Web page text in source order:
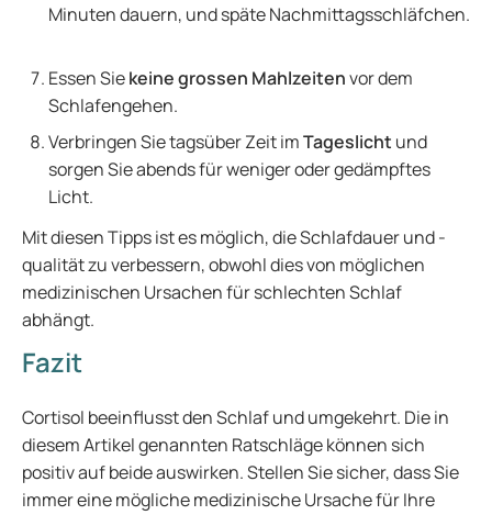
Minuten dauern, und späte Nachmittagsschläfchen.
Essen Siekeine grossen Mahlzeitenvor dem
Schlafengehen.
Verbringen Sie tagsüber Zeit imTageslicht und
sorgen Sie abends für weniger oder gedämpftes
Licht.
Mit diesen Tipps ist es möglich, die Schlafdauer und -
qualität zu verbessern, obwohl dies von möglichen
medizinischen Ursachen für schlechten Schlaf
abhängt.
Fazit
Cortisol beeinflusst den Schlaf und umgekehrt. Die in
diesem Artikel genannten Ratschläge können sich
positiv auf beide auswirken. Stellen Sie sicher, dass Sie
immer eine mögliche medizinische Ursache für Ihre